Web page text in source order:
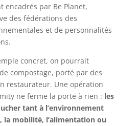
encadrés par Be Planet,
des fédérations des
et de personnalités
concret, on pourrait
compostage, porté par des
restaurateur. Une opération
ne ferme la porte à rien : les
tant à l’environnement
la mobilité, l’alimentation ou